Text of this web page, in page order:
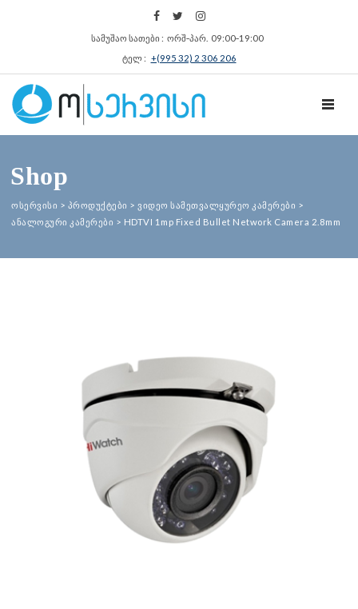
სამუშაო სათები : ორშ‑პარ. 09:00‑19:00
ტელ : +(995 32) 2 306 206
Shop
ოსერვისი > პროდუქტები > ვიდეო სამეთვალყურეო კამერები >
ანალოგური კამერები > HDTVI 1mp Fixed Bullet Network Camera 2.8mm